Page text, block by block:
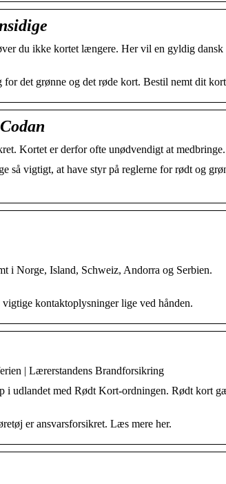
du ikke kortet længere. Her vil en gyldig dansk
det grønne og det røde kort. Bestil nemt dit
Kortet er derfor ofte unødvendigt at medbringe.
så vigtigt, at have styr på reglerne for rødt og
i Norge, Island, Schweiz, Andorra og Serbien.
kontaktoplysninger lige ved hånden.
| Lærerstandens Brandforsikring
udlandet med Rødt Kort-ordningen. Rødt kort
er ansvarsforsikret. Læs mere her.